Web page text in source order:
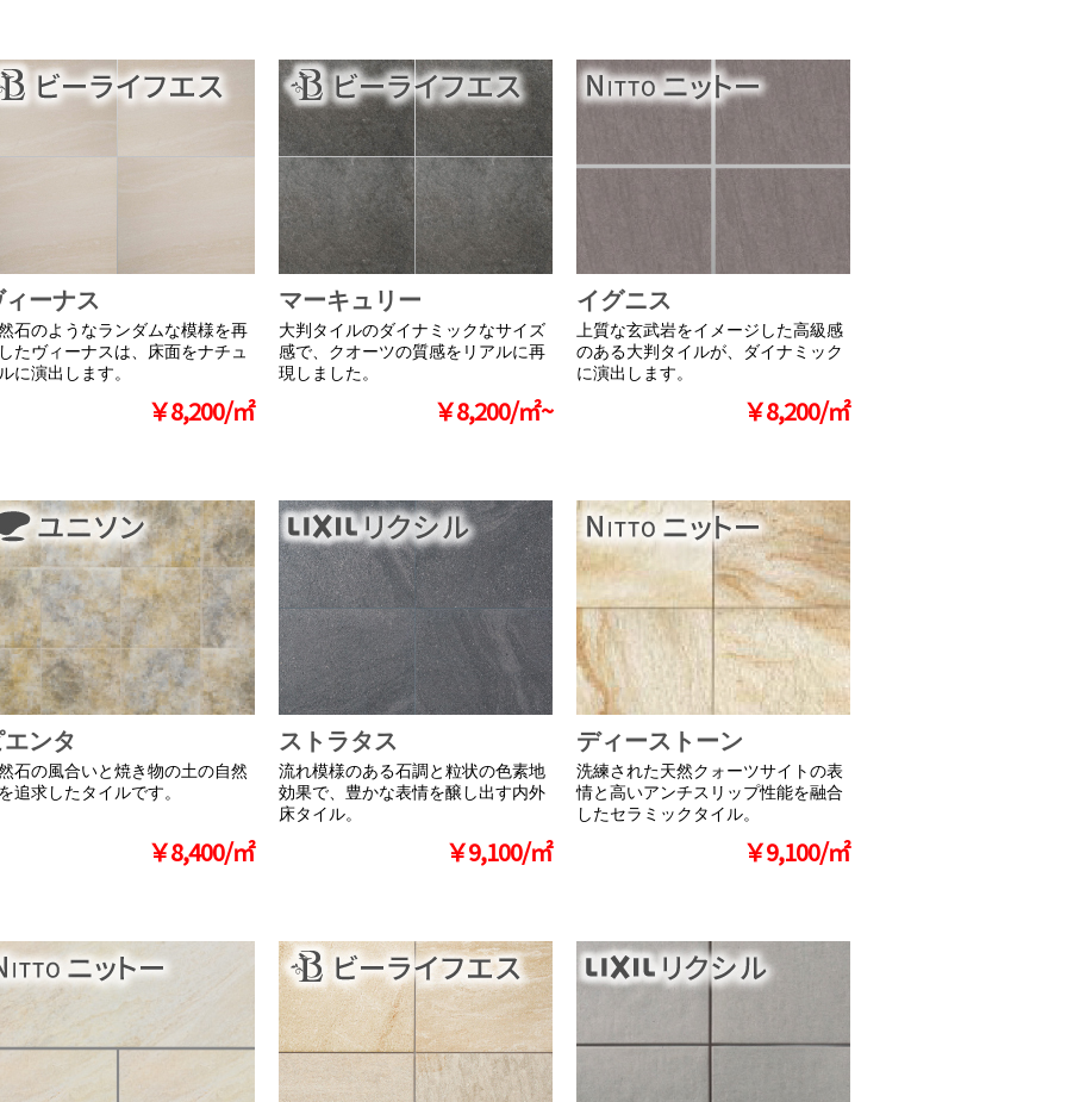
ーナス
石のようなランダムな模様を再
たヴィーナスは、床面をナチュ
に演出します。
￥8,200/㎡
マーキュリー
大判タイルのダイナミックなサイズ
感で、クオーツの質感をリアルに再
現しました。
￥8,200/㎡~
イグニス
上質な玄武岩をイメージした高級感
のある大判タイルが、ダイナミック
に演出します。
￥8,200/㎡
ンタ
石の風合いと焼き物の土の自然
追求したタイルです。
￥8,400/㎡
ストラタス
流れ模様のある石調と粒状の色素地
効果で、豊かな表情を醸し出す内外
床タイル。
￥9,100/㎡
ディーストーン
洗練された天然クォーツサイトの表
情と高いアンチスリップ性能を融合
したセラミックタイル。
￥9,100/㎡